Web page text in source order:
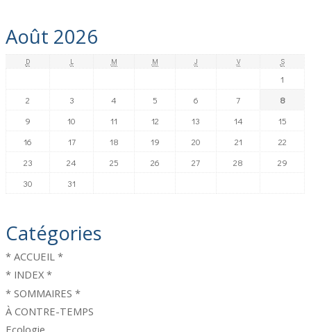
Août 2026
D L M M J V S
1
2
3 4 5 6 7
8
9
10 11 12 13 14
15
16
17 18 19 20 21
22
23
24 25 26 27 28
29
30
31
Catégories
* ACCUEIL *
* INDEX *
* SOMMAIRES *
À CONTRE-TEMPS
Ecologie